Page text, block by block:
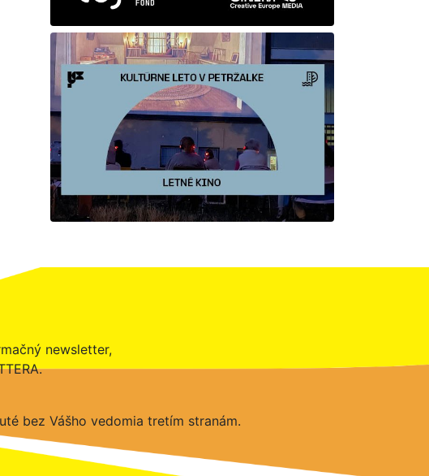
newsletter,
bez Vášho vedomia tretím stranám.